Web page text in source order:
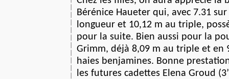
Bérénice Haueter qui, avec 7.31
longueur et 10,12 m au triple,
pour la suite. Bien aussi pour la
Grimm, déjà 8,09 m au triple et en
haies benjamines. Bonne
les futures cadettes Elena Groud